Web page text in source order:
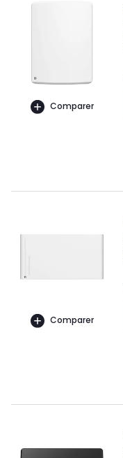
Comparer
Comparer